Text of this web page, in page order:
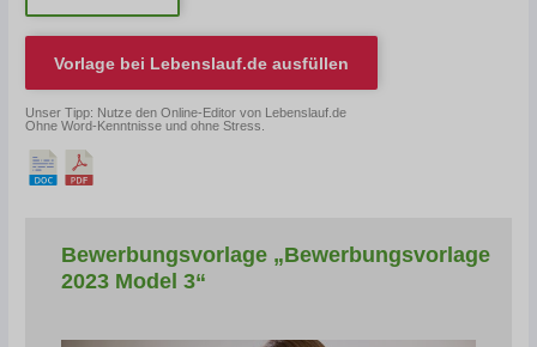
Vorlage bei Lebenslauf.de ausfüllen
Unser Tipp: Nutze den Online-Editor von Lebenslauf.de
Ohne Word-Kenntnisse und ohne Stress.
Bewerbungsvorlage „Bewerbungsvorlage
2023 Model 3“